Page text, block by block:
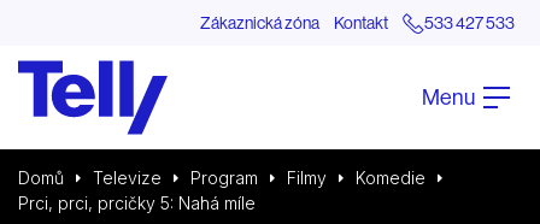
Zákaznická zóna Kontakt 533 427 533
Menu
Domů Televize Program Filmy
Komedie
Prci, prci, prcičky 5: Nahá míle